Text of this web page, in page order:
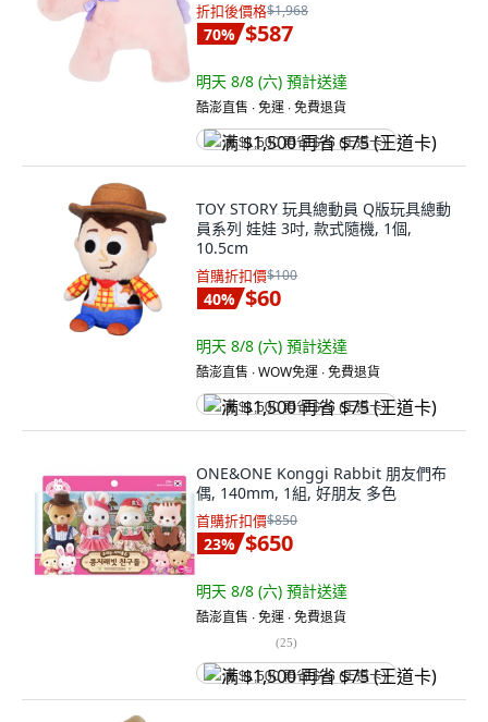
折扣後價格$1,968
70% $587
明天 8/8 (六) 預計送達
酷澎直售 ∙ 免運 ∙ 免費退貨
满 $1,500 再省 $75 (王道卡)
TOY STORY 玩具總動員 Q版玩具總動
員系列 娃娃 3吋, 款式隨機, 1個,
10.5cm
首購折扣價$100
40% $60
明天 8/8 (六) 預計送達
酷澎直售 ∙ WOW免運 ∙ 免費退貨
满 $1,500 再省 $75 (王道卡)
ONE&ONE Konggi Rabbit 朋友們布
偶, 140mm, 1組, 好朋友 多色
首購折扣價$850
23% $650
明天 8/8 (六) 預計送達
酷澎直售 ∙ 免運 ∙ 免費退貨
(25)
满 $1,500 再省 $75 (王道卡)